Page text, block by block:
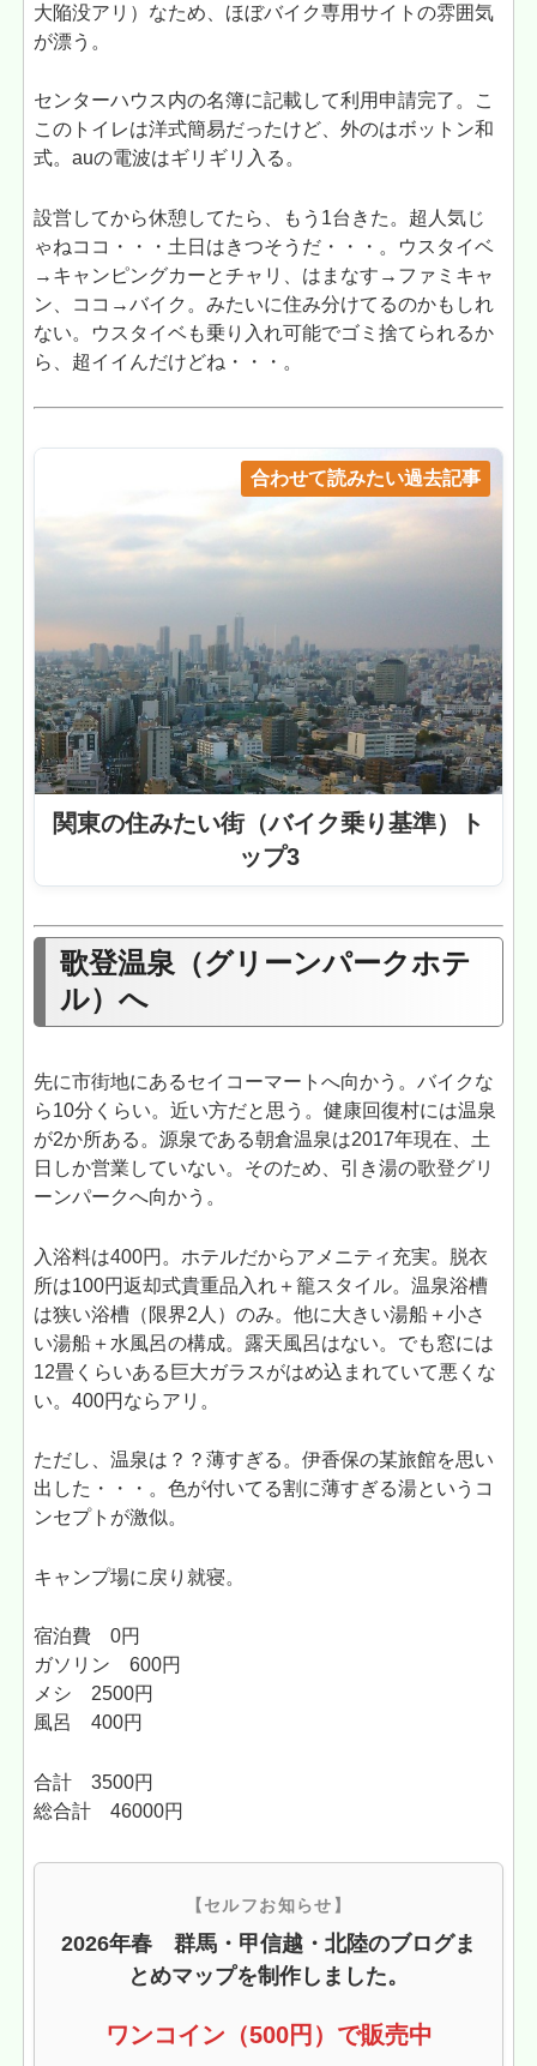
大陥没アリ）なため、ほぼバイク専用サイトの雰囲気
が漂う。
センターハウス内の名簿に記載して利用申請完了。こ
このトイレは洋式簡易だったけど、外のはボットン和
式。auの電波はギリギリ入る。
設営してから休憩してたら、もう1台きた。超人気じ
ゃねココ・・・土日はきつそうだ・・・。ウスタイベ
→キャンピングカーとチャリ、はまなす→ファミキャ
ン、ココ→バイク。みたいに住み分けてるのかもしれ
ない。ウスタイベも乗り入れ可能でゴミ捨てられるか
ら、超イイんだけどね・・・。
合わせて読みたい過去記事
関東の住みたい街（バイク乗り基準）ト
ップ3
歌登温泉（グリーンパークホテ
ル）へ
先に市街地にあるセイコーマートへ向かう。バイクな
ら10分くらい。近い方だと思う。健康回復村には温泉
が2か所ある。源泉である朝倉温泉は2017年現在、土
日しか営業していない。そのため、引き湯の歌登グリ
ーンパークへ向かう。
入浴料は400円。ホテルだからアメニティ充実。脱衣
所は100円返却式貴重品入れ＋籠スタイル。温泉浴槽
は狭い浴槽（限界2人）のみ。他に大きい湯船＋小さ
い湯船＋水風呂の構成。露天風呂はない。でも窓には
12畳くらいある巨大ガラスがはめ込まれていて悪くな
い。400円ならアリ。
ただし、温泉は？？薄すぎる。伊香保の某旅館を思い
出した・・・。色が付いてる割に薄すぎる湯というコ
ンセプトが激似。
キャンプ場に戻り就寝。
宿泊費 0円
ガソリン 600円
メシ 2500円
風呂 400円
合計 3500円
総合計 46000円
【セルフお知らせ】
2026年春 群馬・甲信越・北陸のブログま
とめマップを制作しました。
ワンコイン（500円）で販売中